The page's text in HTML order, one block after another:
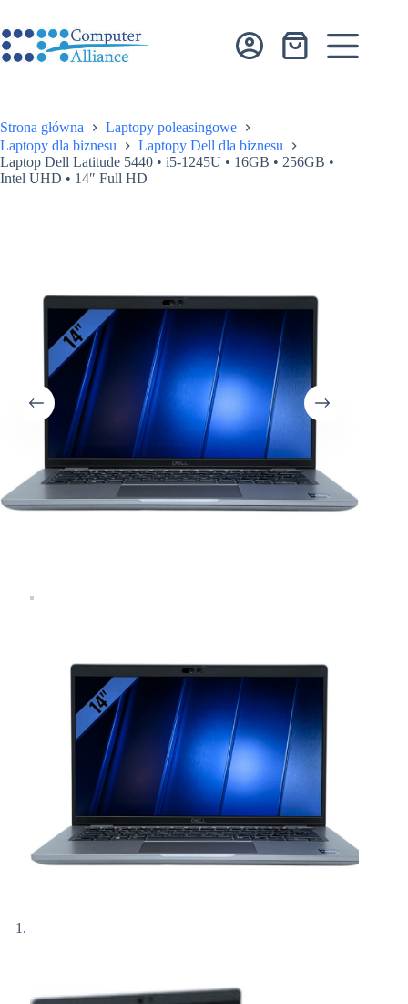
treści
Koszyk
Strona główna
Laptopy poleasingowe
Laptopy dla biznesu
Laptopy Dell dla biznesu
Laptop Dell Latitude 5440 • i5-1245U • 16GB • 256GB •
Intel UHD • 14″ Full HD